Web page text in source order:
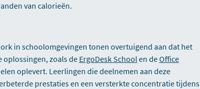
van calorieën.
in schoolomgevingen tonen overtuigend aan dat het
oplossingen, zoals de ErgoDesk Schoolen deOffice
oplevert. Leerlingen die deelnemen aan deze
prestaties en een versterkte concentratie tijdens